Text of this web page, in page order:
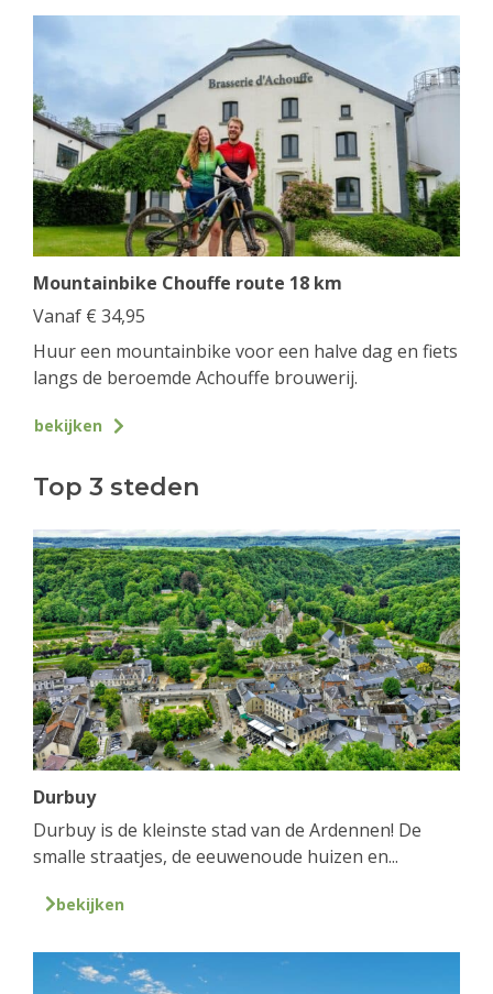
Mountainbike Chouffe route 18 km
Vanaf € 34,95
Huur een mountainbike voor een halve dag en fiets
langs de beroemde Achouffe brouwerij.
bekijken
Top 3 steden
Durbuy
Durbuy is de kleinste stad van de Ardennen! De
smalle straatjes, de eeuwenoude huizen en...
bekijken